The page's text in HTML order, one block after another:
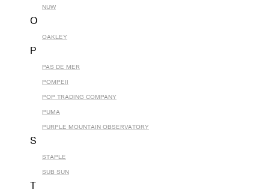
NUW
O
OAKLEY
P
PAS DE MER
POMPEII
POP TRADING COMPANY
PUMA
PURPLE MOUNTAIN OBSERVATORY
S
STAPLE
SUB SUN